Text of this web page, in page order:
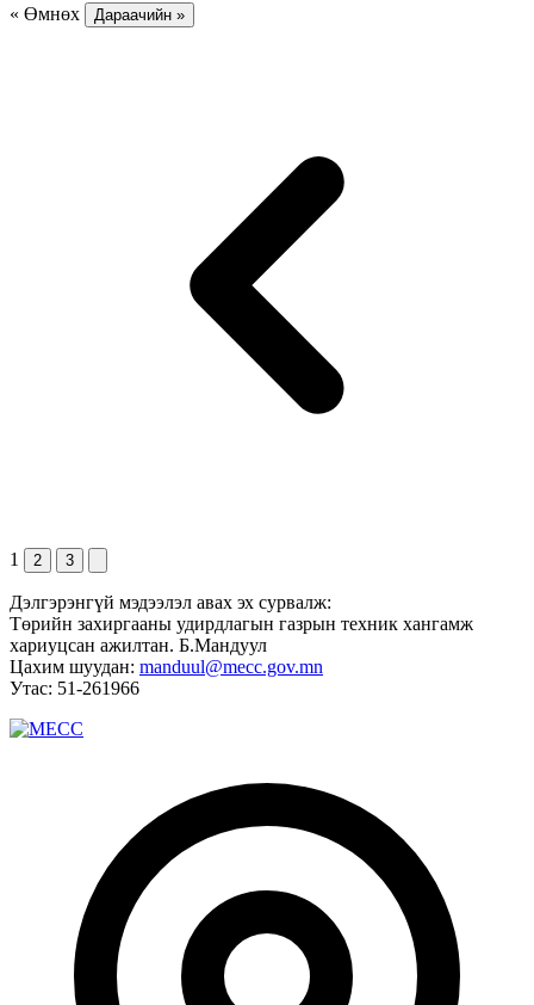
« Өмнөх
Дараачийн »
1 2 3
Дэлгэрэнгүй мэдээлэл авах эх сурвалж:
Төрийн захиргааны удирдлагын газрын техник хангамж
хариуцсан ажилтан. Б.Мандуул
Цахим шуудан: manduul@mecc.gov.mn
Утас: 51-261966